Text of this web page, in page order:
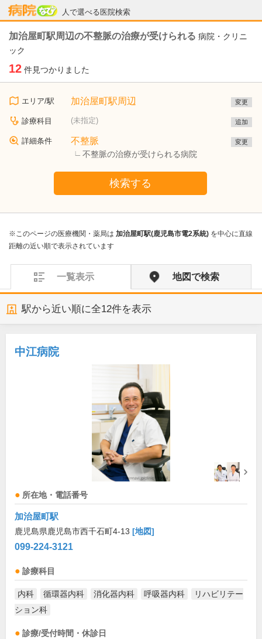
人で選べる医院検索
病院なび
加治屋町駅周辺の不整脈の治療が受けられる 病院・クリニ
ック
12 件見つかりました
エリア/駅 加治屋町駅周辺 変更
診療科目 (未指定) 追加
詳細条件 不整脈
不整脈の治療が受けられる病院
変更
検索する
※このページの医療機関・薬局は 加治屋町駅(鹿児島市電2系統) を中心に直線
距離の近い順で表示されています
一覧表示 地図で検索
駅から近い順に全12件を表示
中江病院
所在地・電話番号
加治屋町駅
鹿児島県鹿児島市西千石町4-13 [地図]
099-224-3121
診療科目
内科 循環器内科 消化器内科 呼吸器内科
リハビリテー
ション科
診療/受付時間・休診日